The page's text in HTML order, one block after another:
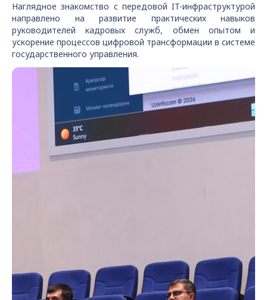
Наглядное знакомство с передовой IT-инфраструктурой
направлено на развитие практических навыков
руководителей кадровых служб, обмен опытом и
ускорение процессов цифровой трансформации в системе
государственного управления.